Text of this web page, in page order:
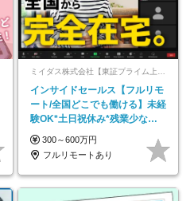
ミイダス株式会社【東証プライム上場パーソルグループ】
インサイドセールス【フルリモ
ート/全国どこでも働ける】未経
験OK*土日祝休み*残業少なめ*
在宅勤務手当あり
300～600万円
フルリモートあり